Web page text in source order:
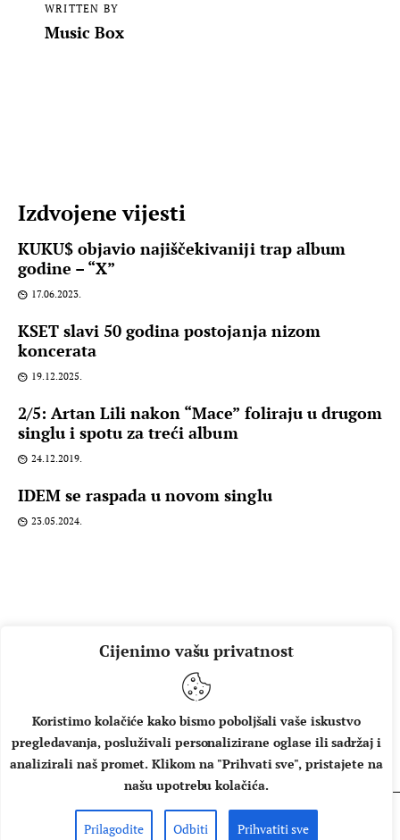
Cijenimo vašu privatnost
Koristimo kolačiće kako bismo poboljšali vaše iskustvo
pregledavanja, posluživali personalizirane oglase ili sadržaj i
analizirali naš promet. Klikom na "Prihvati sve", pristajete na
našu upotrebu kolačića.
Prilagodite Odbiti Prihvatiti sve
WRITTEN BY
Music Box
Izdvojene vijesti
KUKU$ objavio najiščekivaniji trap album
godine – “X”
17.06.2023.
KSET slavi 50 godina postojanja nizom
koncerata
19.12.2025.
2/5: Artan Lili nakon “Mace” foliraju u drugom
singlu i spotu za treći album
24.12.2019.
IDEM se raspada u novom singlu
23.05.2024.
O NAMA IMPRESSUM UVJETI KORIŠTENJA
Copyright © 2026 Music Box - All rights reserved.